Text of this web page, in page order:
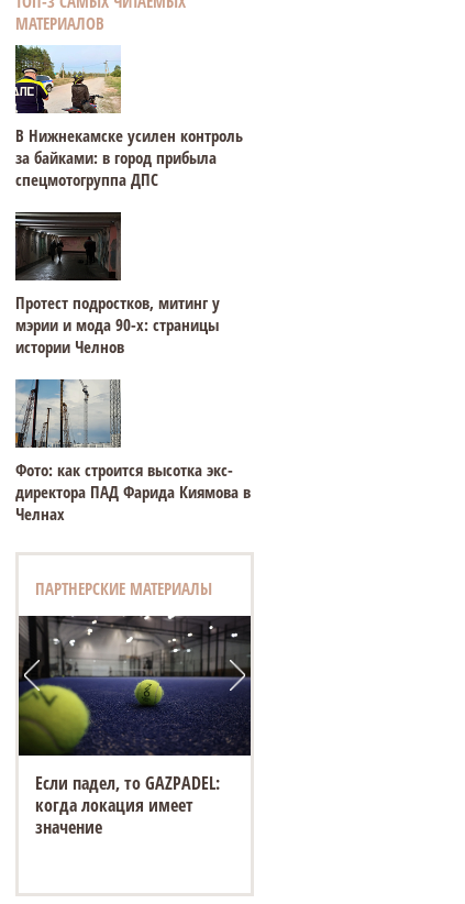
МАТЕРИАЛОВ
В Нижнекамске усилен контроль
за байками: в город прибыла
спецмотогруппа ДПС
Протест подростков, митинг у
мэрии и мода 90-х: страницы
истории Челнов
Фото: как строится высотка экс-
директора ПАД Фарида Киямова в
Челнах
ПАРТНЕРСКИЕ МАТЕРИАЛЫ
Если падел, то GAZPADEL:
когда локация имеет
значение